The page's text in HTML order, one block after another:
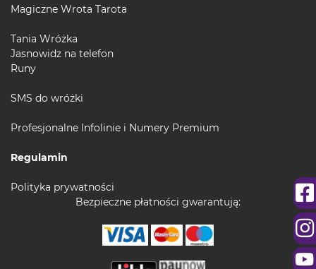
Magiczne Wrota Tarota
Tania Wróżka
Jasnowidz na telefon
Runy
SMS do wróżki
Profesjonalne Infolinie i Numery Premium
Regulamin
Polityka prywatności
Bezpieczne płatności gwarantują: